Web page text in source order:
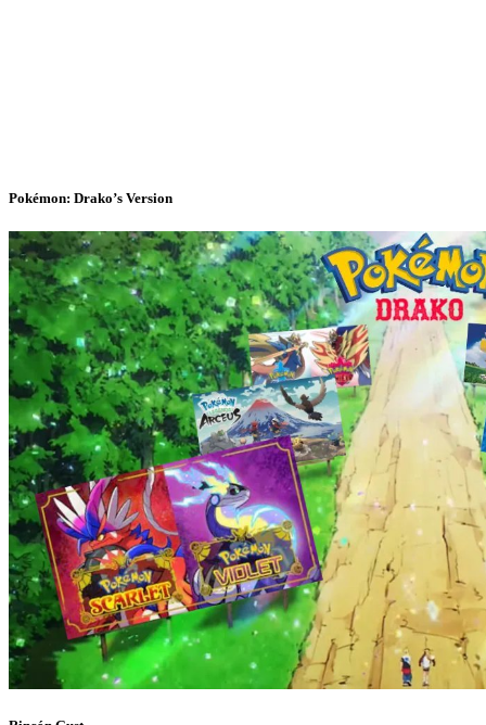
Pokémon: Drako’s Version